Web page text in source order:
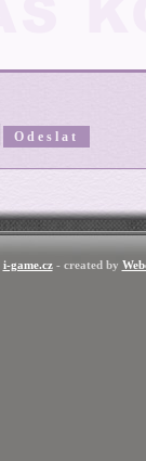
i-game.cz- created by